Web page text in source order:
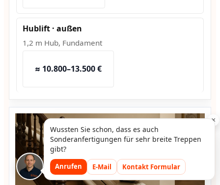
Hublift · außen
1,2 m Hub, Fundament
≈ 10.800–13.500 €
×
Wussten Sie schon, dass es auch
Sonderanfertigungen für sehr breite Treppen
gibt?
Anrufen E-Mail Kontakt Formular